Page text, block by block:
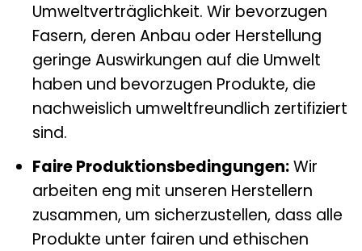
Umweltverträglichkeit. Wir bevorzugen
Fasern, deren Anbau oder Herstellung
geringe Auswirkungen auf die Umwelt
haben und bevorzugen Produkte, die
nachweislich umweltfreundlich zertifiziert
sind.
Faire Produktionsbedingungen:Wir
arbeiten eng mit unseren Herstellern
zusammen, um sicherzustellen, dass alle
Produkte unter fairen und ethischen